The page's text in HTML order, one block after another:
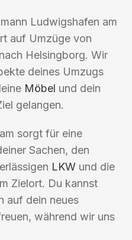
Ludwigshafen am
auf Umzüge von
Helsingborg. Wir
deines Umzugs
Möbel und dein
gelangen.
sorgt für eine
Sachen, den
LKW und die
Zielort. Du kannst
auf dein neues
während wir uns